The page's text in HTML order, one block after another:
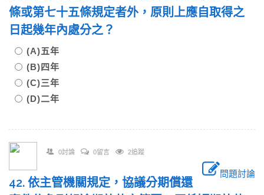
條或第七十五條規定者外，原則上應自取得之
日起幾年內處分之？
(A)五年
(B)四年
(C)三年
(D)二年
0討論 0留言 2追蹤
問題討論
42. 依主管機關規定，協議分期償還